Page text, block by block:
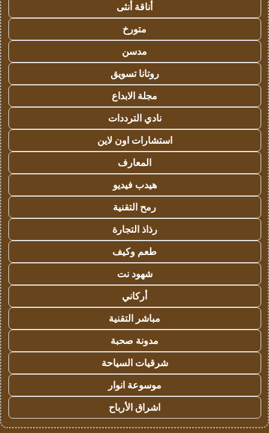
أناقة أنثى
متورخ
مدسن
روتانا تسويق
مجلة الابداع
نادي الترددات
استشارات اون لاين
المعارف
هيدب فيديو
رمح التقنية
رذاذ التجارة
طعم وكيف
شهود نت
أركاني
مباشر التقنية
مدونة صحبة
شرقيات السياحة
موسوعة انوار
اشراق الأرباح